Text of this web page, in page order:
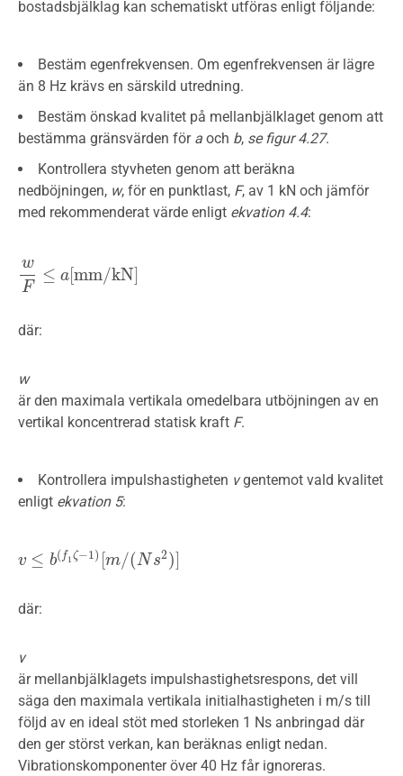
bostadsbjälklag kan schematiskt utföras enligt följande:
Bestäm egenfrekvensen. Om egenfrekvensen är lägre
än 8 Hz krävs en särskild utredning.
Bestäm önskad kvalitet på mellanbjälklaget genom att
bestämma gränsvärden för a och b, se figur 4.27.
Kontrollera styvheten genom att beräkna
nedböjningen, w, för en punktlast, F, av 1 kN och jämför
med rekommenderat värde enligt ekvation 4.4:
w
F
≤ a[mm/kN]
wF ≤a[ m m/kN]
där:
w
är den maximala vertikala omedelbara utböjningen av en
vertikal koncentrerad statisk kraft F.
Kontrollera impulshastigheten vgentemot vald kvalitet
enligt ekvation 5:
v ≤ b( f1ζ−1) [m/(N s2)]
v≤b( f1ζ−1)[m /(Ns2)]
där:
v
är mellanbjälklagets impulshastighetsrespons, det vill
säga den maximala vertikala initialhastigheten i m/s till
följd av en ideal stöt med storleken 1 Ns anbringad där
den ger störst verkan, kan beräknas enligt nedan.
Vibrationskomponenter över 40 Hz får ignoreras.